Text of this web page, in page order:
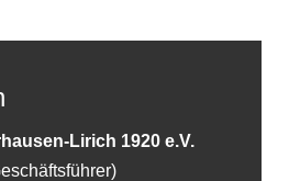
Lirich 1920 e.V.